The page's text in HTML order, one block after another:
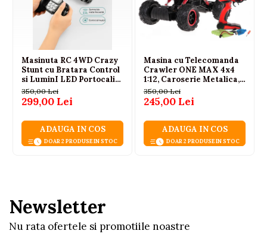
Cablu USB
Ambalaj original
Certificari: CE, EN71
Atentionare: Nerecomandat copiilor sub 3 ani
Masinuta RC 4WD Crazy
Stunt cu Bratara Control
si LuminI LED Portocaliu
14 ani+
350,00 Lei
299,00 Lei
ADAUGA IN COS
DOAR 2 PRODUSE IN STOC
Masina cu Telecomanda
Crawler ONE MAX 4x4
1:12, Caroserie Metalica,
Suspensie cu Arcuri, Roti
din Cauciuc, 2.4GHz,
Auriu, 6 Ani+
350,00 Lei
245,00 Lei
ADAUGA IN COS
DOAR 2 PRODUSE IN STOC
Newsletter
Nu rata ofertele si promotiile noastre